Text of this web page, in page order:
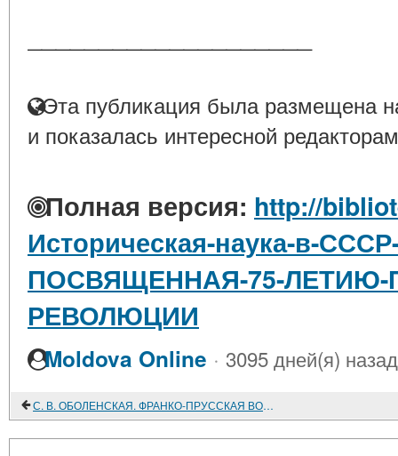
Эта публикация была размещена
и показалась интересной
Полная версия: http://
Историческая-наука-в-
ПОСВЯЩЕННАЯ-75-ЛЕТИЮ-
РЕВОЛЮЦИИ
Moldova Online · 3095 дней(я) назад
С. В. ОБОЛЕНСКАЯ. ФРАНКО-ПРУССКАЯ ВОЙНА И ОБЩЕСТВЕННОЕ МНЕНИЕ ГЕРМАНИИ И РОССИИ